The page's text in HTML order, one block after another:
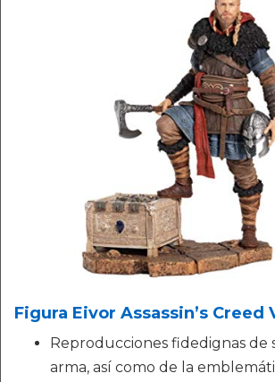
Figura Eivor Assassin’s Creed
Reproducciones fidedignas de
arma, así como de la